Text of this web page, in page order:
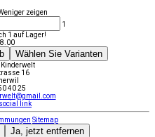
zeigen
1
1 auf Lager!
Wählen Sie Varianten
Kinderwelt
16
40 25
social link
Sitemap
Ja, jetzt entfernen